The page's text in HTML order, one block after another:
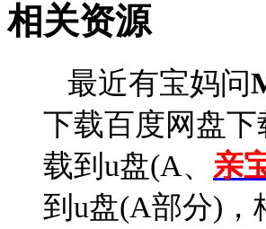
相关资源
最近有宝妈问
下载百度网盘
载到u盘(A、 亲
到u盘(A部分)，